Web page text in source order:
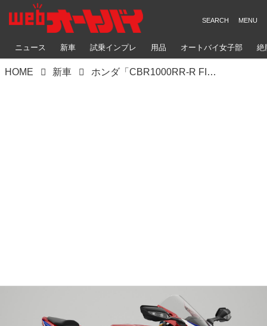
ニュース 新車 試乗インプレ 用品 オートバイ女子部 絶
HOME 新車 ホンダ「CBR1000RR‐R FIREBLADE / SP」【サクッと読める！2026年モデル国産車図鑑】